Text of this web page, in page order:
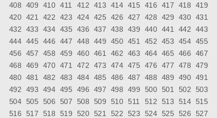
408 409 410 411 412 413 414 415 416 417 418 419
420 421 422 423 424 425 426 427 428 429 430 431
432 433 434 435 436 437 438 439 440 441 442 443
444 445 446 447 448 449 450 451 452 453 454 455
456 457 458 459 460 461 462 463 464 465 466 467
468 469 470 471 472 473 474 475 476 477 478 479
480 481 482 483 484 485 486 487 488 489 490 491
492 493 494 495 496 497 498 499 500 501 502
503
504
505 506 507 508 509 510 511 512 513 514
515
516
517 518 519 520 521 522 523 524 525 526
527